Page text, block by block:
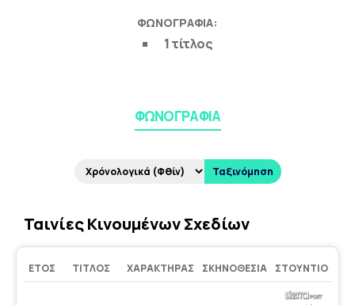
ΦΩΝΟΓΡΑΦΊΑ:
1 τίτλος
ΦΩΝΟΓΡΑΦΊΑ
Ταξινόμηση
Ταινίες Κινουμένων Σχεδίων
ΈΤΟΣ ΤΊΤΛΟΣ ΧΑΡΑΚΤΉΡΑΣ ΣΚΗΝΟΘΕΣΊΑ ΣΤΟΎΝΤΙΟ